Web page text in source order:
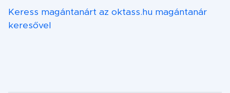
Keress magántanárt az oktass.hu magántanár
keresővel